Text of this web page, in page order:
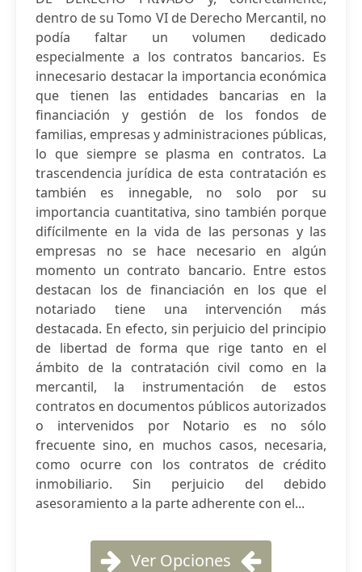
dentro de su Tomo VI de Derecho Mercantil, no
podía faltar un volumen dedicado
especialmente a los contratos bancarios. Es
innecesario destacar la importancia económica
que tienen las entidades bancarias en la
financiación y gestión de los fondos de
familias, empresas y administraciones públicas,
lo que siempre se plasma en contratos. La
trascendencia jurídica de esta contratación es
también es innegable, no solo por su
importancia cuantitativa, sino también porque
difícilmente en la vida de las personas y las
empresas no se hace necesario en algún
momento un contrato bancario. Entre estos
destacan los de financiación en los que el
notariado tiene una intervención más
destacada. En efecto, sin perjuicio del principio
de libertad de forma que rige tanto en el
ámbito de la contratación civil como en la
mercantil, la instrumentación de estos
contratos en documentos públicos autorizados
o intervenidos por Notario es no sólo
frecuente sino, en muchos casos, necesaria,
como ocurre con los contratos de crédito
inmobiliario. Sin perjuicio del debido
asesoramiento a la parte adherente con el...
Ver Opciones